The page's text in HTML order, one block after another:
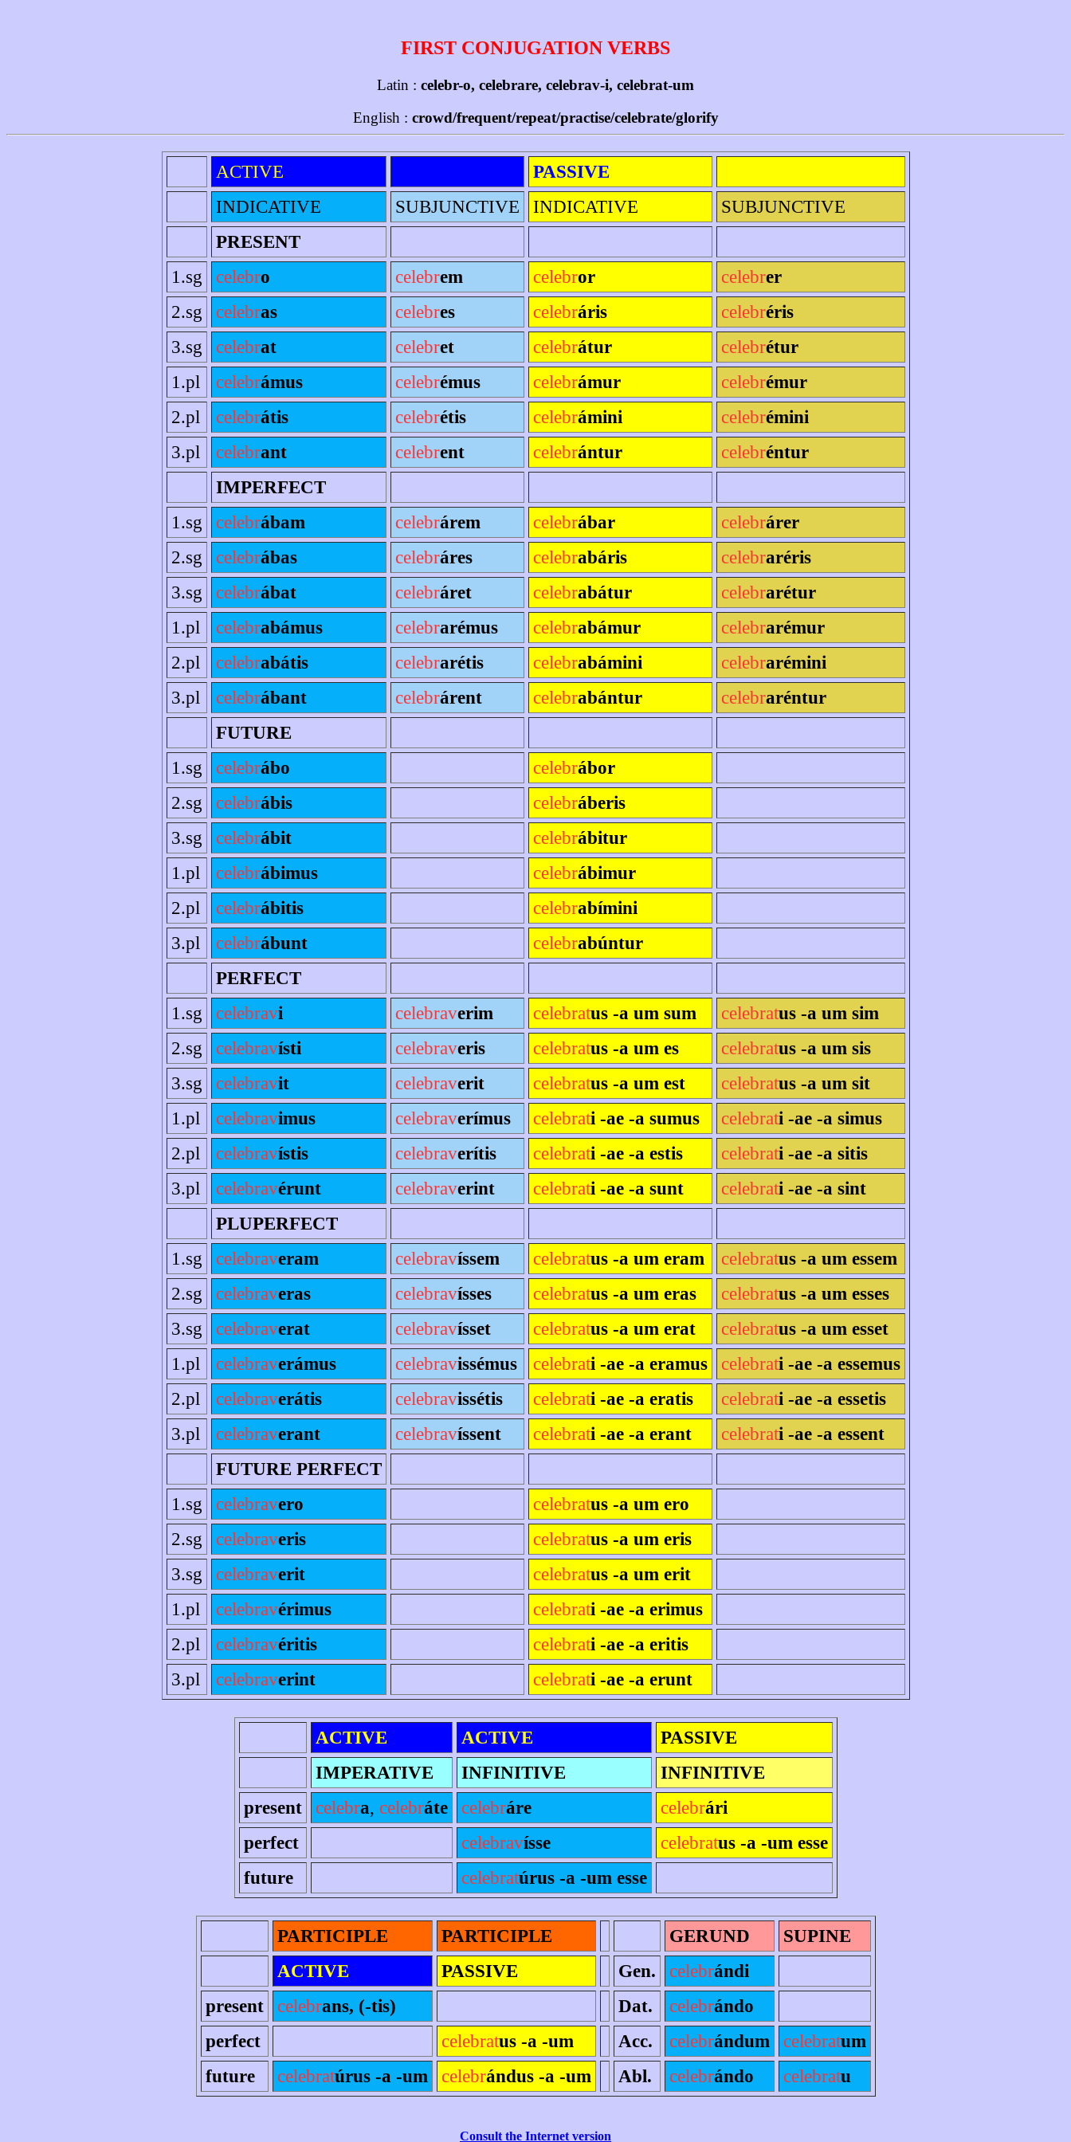
FIRST CONJUGATION VERBS
Latin : celebr-o, celebrare, celebrav-i, celebrat-um
English : crowd/frequent/repeat/practise/celebrate/glorify
ACTIVE
PASSIVE
INDICATIVE
SUBJUNCTIVE INDICATIVE
SUBJUNCTIVE
PRESENT
1.sg
celebro celebrem celebror celebrer
2.sg
celebras celebres celebráris celebréris
3.sg
celebrat celebret celebrátur celebrétur
1.pl
celebrámus celebrémus celebrámur celebrémur
2.pl
celebrátis celebrétis celebrámini celebrémini
3.pl
celebrant celebrent celebrántur celebréntur
IMPERFECT
1.sg
celebrábam celebrárem celebrábar celebrárer
2.sg
celebrábas celebráres celebrabáris celebraréris
3.sg
celebrábat celebráret celebrabátur celebrarétur
1.pl
celebrabámus celebrarémus celebrabámur celebrarémur
2.pl
celebrabátis celebrarétis celebrabámini celebrarémini
3.pl
celebrábant celebrárent celebrabántur celebraréntur
FUTURE
1.sg
celebrábo celebrábor
2.sg
celebrábis celebráberis
3.sg
celebrábit celebrábitur
1.pl
celebrábimus celebrábimur
2.pl
celebrábitis celebrabímini
3.pl
celebrábunt celebrabúntur
PERFECT
1.sg
celebravi celebraverim celebratus -a um sum celebratus -a um sim
2.sg
celebravísti celebraveris celebratus -a um es celebratus -a um sis
3.sg
celebravit celebraverit celebratus -a um est celebratus -a um sit
1.pl
celebravimus celebraverímus celebrati -ae -a sumus celebrati -ae -a simus
2.pl
celebravístis celebraverítis celebrati -ae -a estis celebrati -ae -a sitis
3.pl
celebravérunt celebraverint celebrati -ae -a sunt celebrati -ae -a sint
PLUPERFECT
1.sg
celebraveram celebravíssem celebratus -a um eram celebratus -a um essem
2.sg
celebraveras celebravísses celebratus -a um eras celebratus -a um esses
3.sg
celebraverat celebravísset celebratus -a um erat celebratus -a um esset
1.pl
celebraverámus celebravissémus celebrati -ae -a eramus celebrati -ae -a essemus
2.pl
celebraverátis celebravissétis celebrati -ae -a eratis celebrati -ae -a essetis
3.pl
celebraverant celebravíssent celebrati -ae -a erant celebrati -ae -a essent
FUTURE PERFECT
1.sg
celebravero celebratus -a um ero
2.sg
celebraveris celebratus -a um eris
3.sg
celebraverit celebratus -a um erit
1.pl
celebravérimus celebrati -ae -a erimus
2.pl
celebravéritis celebrati -ae -a eritis
3.pl
celebraverint celebrati -ae -a erunt
ACTIVE ACTIVE
PASSIVE
IMPERATIVE
INFINITIVE
INFINITIVE
present
celebra, celebráte celebráre celebrári
perfect
celebravísse celebratus -a -um esse
future
celebratúrus -a -um esse
PARTICIPLE PARTICIPLE GERUND
SUPINE
ACTIVE
PASSIVE Gen. celebrándi
present
celebrans, (-tis) Dat. celebrándo
perfect
celebratus -a -um Acc. celebrándum celebratum
future
celebratúrus -a -um celebrándus -a -um Abl. celebrándo celebratu
Consult the Internet version